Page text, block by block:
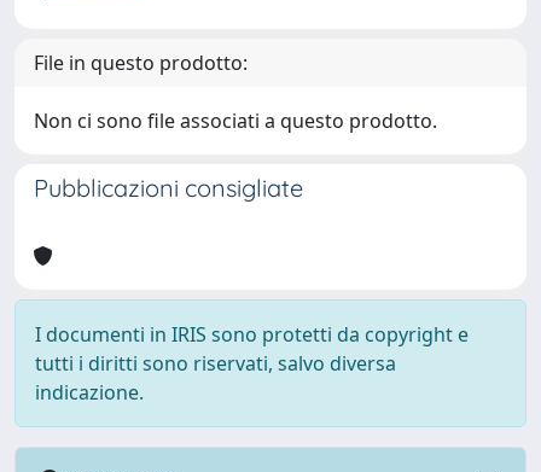
File in questo prodotto:
Non ci sono file associati a questo prodotto.
Pubblicazioni consigliate
I documenti in IRIS sono protetti da copyright e
tutti i diritti sono riservati, salvo diversa
indicazione.